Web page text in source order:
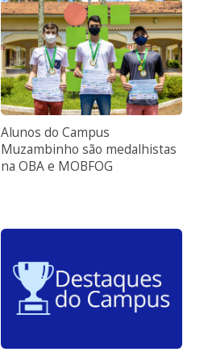
Alunos do Campus
Muzambinho são medalhistas
na OBA e MOBFOG